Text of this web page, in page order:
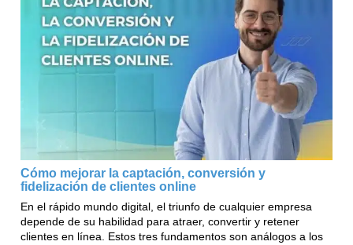
Cómo mejorar la captación, conversión y
fidelización de clientes online
En el rápido mundo digital, el triunfo de cualquier empresa
depende de su habilidad para atraer, convertir y retener
clientes en línea. Estos tres fundamentos son análogos a los